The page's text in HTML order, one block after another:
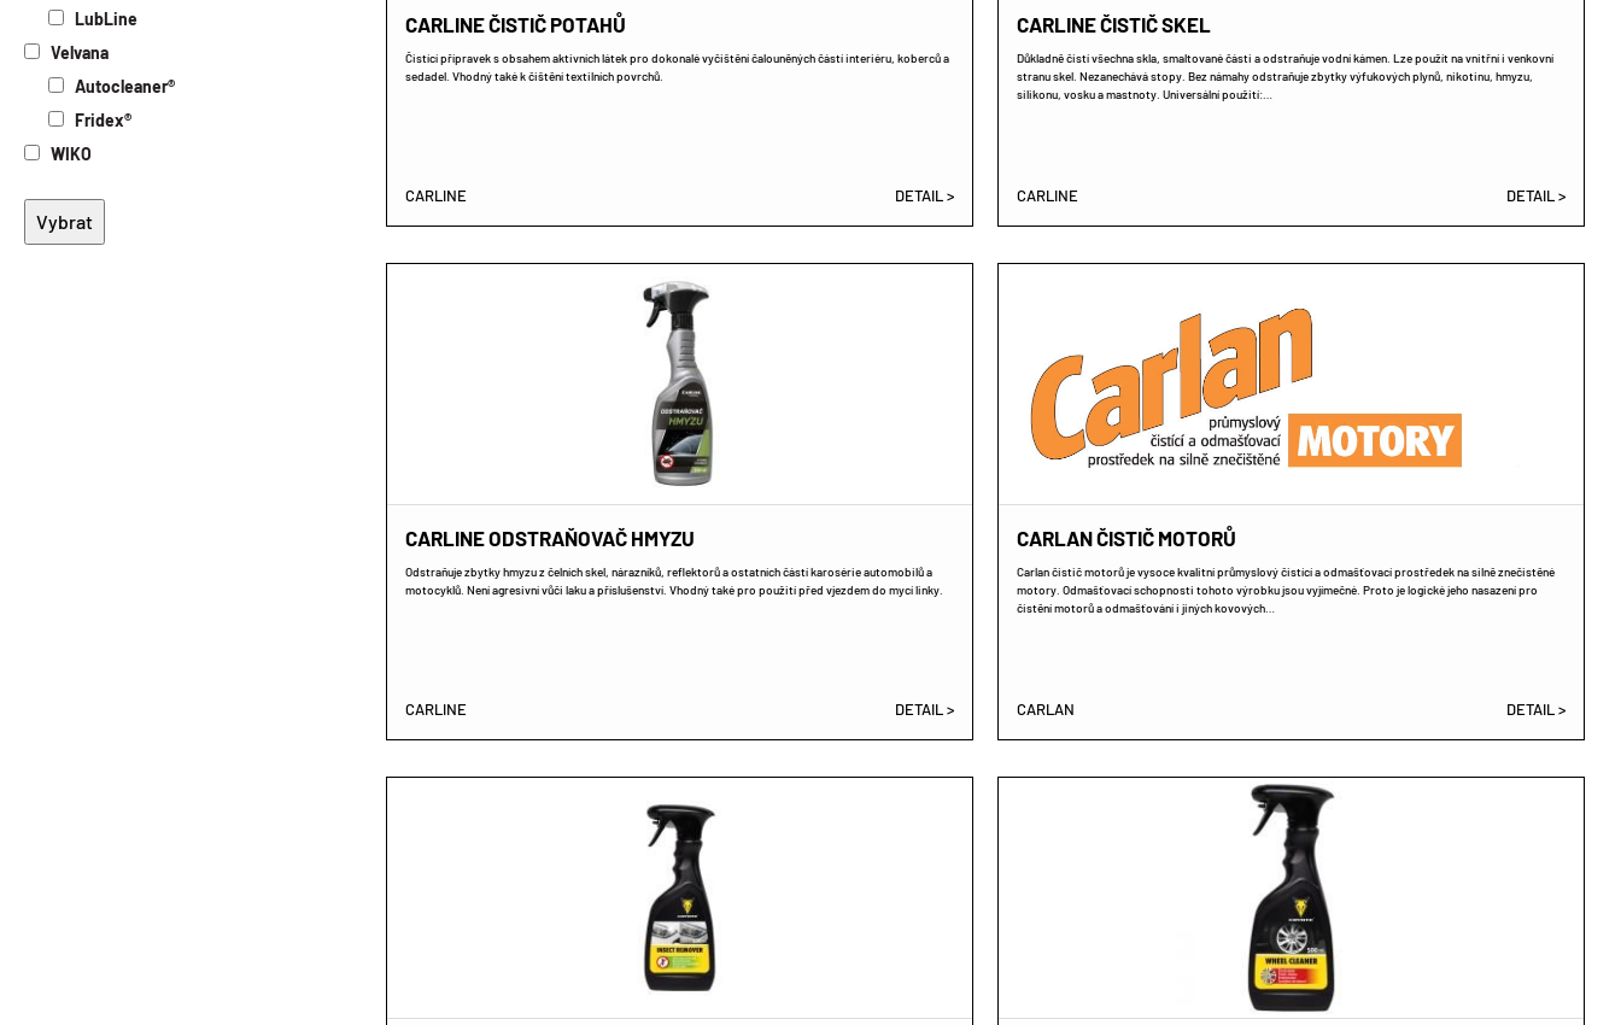
Elektroizolační oleje
LubLine
Velvana
Autocleaner®
Fridex®
WIKO
CARLINE ČISTIČ POTAHŮ
Čistící přípravek s obsahem aktivních látek pro dokonalé vyčištění čalouněných částí interiéru, koberců a
sedadel. Vhodný také k čištění textilních povrchů.
CARLINE DETAIL >
CARLINE ČISTIČ SKEL
Důkladně čistí všechna skla, smaltované části a odstraňuje vodní kámen. Lze použít na vnitřní i venkovní
stranu skel. Nezanechává stopy. Bez námahy odstraňuje zbytky výfukových plynů, nikotinu, hmyzu,
silikonu, vosku a mastnoty. Universální použití:…
CARLINE DETAIL >
CARLINE ODSTRAŇOVAČ HMYZU
Odstraňuje zbytky hmyzu z čelních skel, nárazníků, reflektorů a ostatních částí karosérie automobilů a
motocyklů. Není agresivní vůči laku a příslušenství. Vhodný také pro použití před vjezdem do mycí linky.
CARLINE DETAIL >
CARLAN ČISTIČ MOTORŮ
Carlan čistič motorů je vysoce kvalitní průmyslový čistící a odmašťovací prostředek na silně znečistěné
motory. Odmašťovací schopnosti tohoto výrobku jsou vyjímečné. Proto je logické jeho nasazení pro
čistění motorů a odmašťování i jiných kovových…
CARLAN DETAIL >